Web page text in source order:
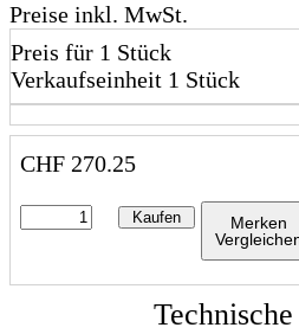
Preise inkl. MwSt.
Preis für 1 Stück
Verkaufseinheit 1 Stück
CHF 270.25
Kaufen
Merken